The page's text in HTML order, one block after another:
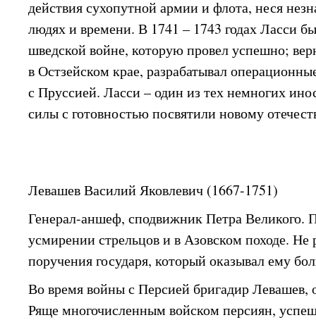
действия сухопутной армии и флота, неся
людях и времени. В 1741 – 1743 годах Ласси
шведской войне, которую провел успешно;
в Остзейском крае, разрабатывал
с Пруссией. Ласси – один из тех немногих
силы с готовностью посвятили новому
Левашев Василий Яковлевич (1667-1751)
Генерал-аншеф, сподвижник Петра Великого.
усмирении стрельцов и в Азовском походе. Не
поручения государя, который оказывал ему
Во время войны с Персией бригадир Левашев,
Ряще многочисленным войском персиян,